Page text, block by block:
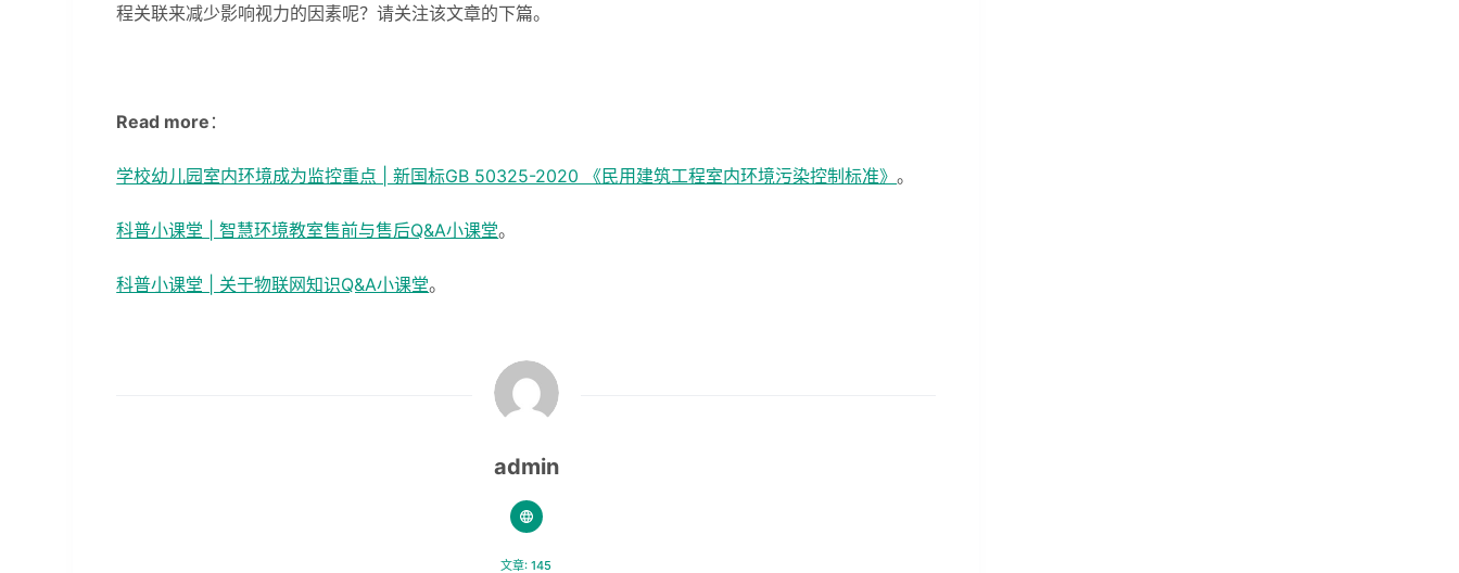
程关联来减少影响视力的因素呢？请关注该文章的下篇。
Read more ：
学校幼儿园室内环境成为监控重点 | 新国标GB 50325-2020 《民用建筑工程室内环境污染控制标准》。
科普小课堂 | 智慧环境教室售前与售后Q&A小课堂。
科普小课堂 | 关于物联网知识Q&A小课堂。
admin
文章: 145